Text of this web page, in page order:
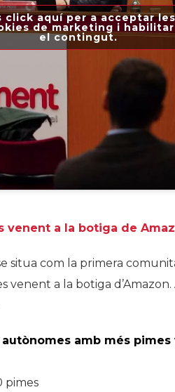
click aquí per a acceptar les
de marketing i habilitar
el contingut.
venent a la botiga de
situa com la primera
a la botiga
amb més pimes
pimes